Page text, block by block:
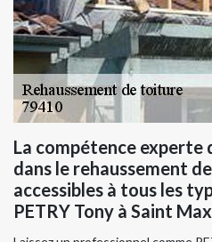
La compétence experte
dans le rehaussement
accessibles à tous les
PETRY Tony à Saint